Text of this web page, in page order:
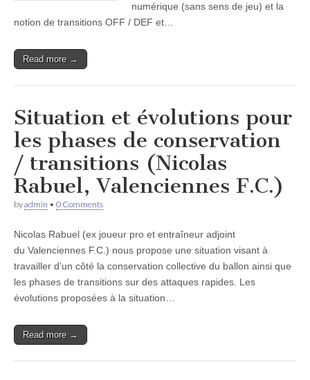
numérique (sans sens de jeu) et la
notion de transitions OFF / DEF et…
Read more →
Situation et évolutions pour
les phases de conservation
/ transitions (Nicolas
Rabuel, Valenciennes F.C.)
byadmin • 0 Comments
Nicolas Rabuel (ex joueur pro et entraîneur adjoint
du Valenciennes F.C.) nous propose une situation visant à
travailler d’un côté la conservation collective du ballon ainsi que
les phases de transitions sur des attaques rapides. Les
évolutions proposées à la situation…
Read more →